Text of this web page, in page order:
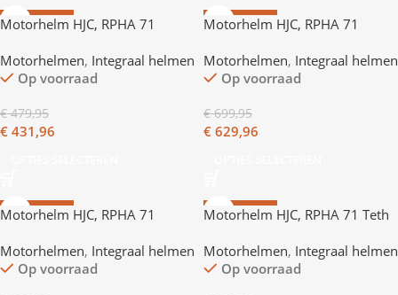
AANBIEDING
Motorhelm HJC, RPHA 71
Motorhelmen, Integraal helmen
Op voorraad
€479,95
€ 431,96
AANBIEDING
Motorhelm HJC, RPHA 71
Motorhelmen, Integraal helmen
Op voorraad
€699,95
€ 629,96
AANBIEDING
Motorhelm HJC, RPHA 71
Motorhelmen, Integraal helmen
Op voorraad
AANBIEDING
Motorhelm HJC, RPHA 71 Teth
Motorhelmen, Integraal helmen
Op voorraad